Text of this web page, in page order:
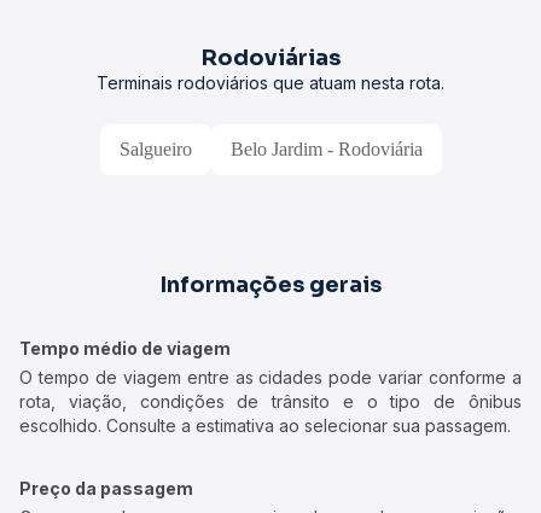
Rodoviárias
Terminais rodoviários que atuam nesta rota.
Salgueiro Belo Jardim - Rodoviária
Informações gerais
Tempo médio de viagem
O tempo de viagem entre as cidades pode variar conforme a
rota, viação, condições de trânsito e o tipo de ônibus
escolhido. Consulte a estimativa ao selecionar sua passagem.
Preço da passagem